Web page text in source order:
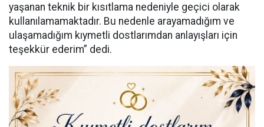
yaşanan teknik bir kısıtlama nedeniyle geçici olarak
kullanılamamaktadır. Bu nedenle arayamadığım ve
ulaşamadığım kıymetli dostlarımdan anlayışları için
teşekkür ederim” dedi.